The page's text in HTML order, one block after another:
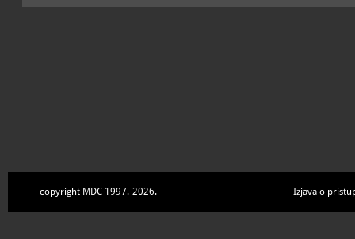
copyright MDC 1997.-2026. Izjava o